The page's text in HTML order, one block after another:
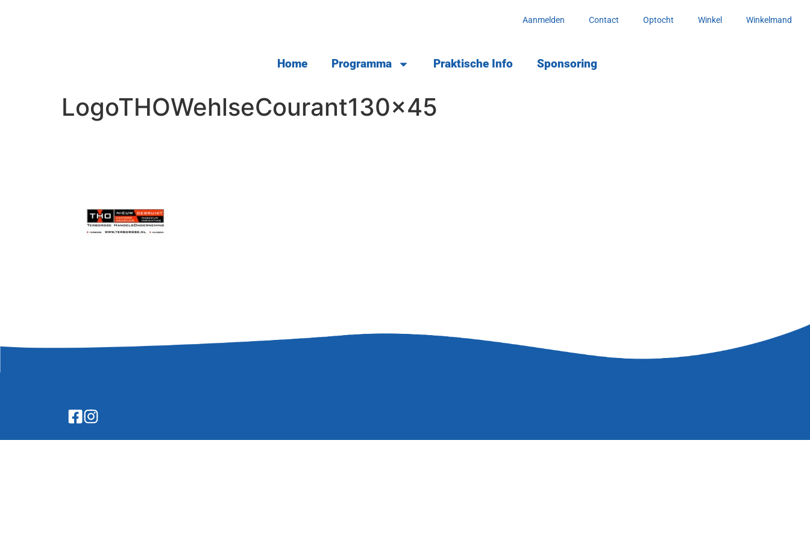
Aanmelden Contact Optocht Winkel Winkelmand
Home Programma Praktische Info Sponsoring
LogoTHOWehlseCourant130x45